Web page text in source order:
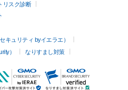
リスク診断
キュリティ byイエラエ）
）
なりすまし対策